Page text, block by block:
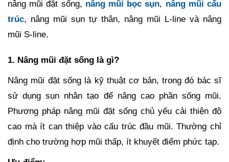
nâng mũi đặt sống, nâng mũi bọc sụn, nâng mũi cấu
trúc, nâng mũi sụn tự thân, nâng mũi L-line và nâng
mũi S-line.
1. Nâng mũi đặt sống là gì?
Nâng mũi đặt sống là kỹ thuật cơ bản, trong đó bác sĩ
sử dụng sụn nhân tạo để nâng cao phần sống mũi.
Phương pháp nâng mũi đặt sống chủ yếu cải thiện độ
cao mà ít can thiệp vào cấu trúc đầu mũi. Thường chỉ
định cho trường hợp mũi thấp, ít khuyết điểm phức tạp.